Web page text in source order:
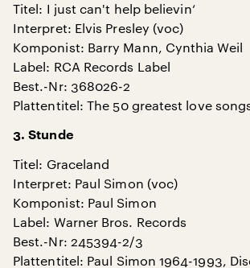
Titel: I just can't help believin‘
Interpret: Elvis Presley (voc)
Komponist: Barry Mann, Cynthia Weil
Label: RCA Records Label
Best.-Nr: 368026-2
Plattentitel: The 50 greatest love
3. Stunde
Titel: Graceland
Interpret: Paul Simon (voc)
Komponist: Paul Simon
Label: Warner Bros. Records
Best.-Nr: 245394-2/3
Plattentitel: Paul Simon 1964-1993,